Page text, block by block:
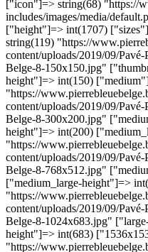
["icon"]=> string(68) "https://
includes/images/media/
["height"]=> int(1707)
string(119) "https://
content/uploads/2019/09/
Belge-8-150x150.jpg"
height"]=> int(150)
"https://
content/uploads/2019/09/
Belge-8-300x200.jpg"
height"]=> int(200)
"https://
content/uploads/2019/09/
Belge-8-768x512.jpg"
["medium_large-height"]=>
"https://
content/uploads/2019/09/
Belge-8-1024x683.jpg"
height"]=> int(683)
"https://